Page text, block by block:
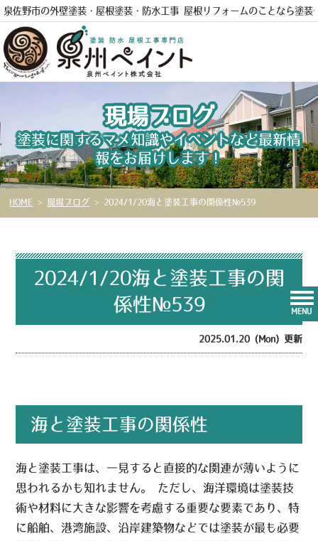
泉佐野市の外壁塗装・屋根塗装・防水工事 屋根リフォームのことなら塗装
電話
MENU
現場ブログ
塗装に関するマメ知識やイベントなど最新情
報をお届けします！
HOME > 現場ブログ > 2024/1/20海と塗装工事の関係性№539
2024/1/20海と塗装工事の関
係性№539
2025.01.20 (Mon) 更新
海と塗装工事の関係性
海と塗装工事は、一見すると直接的な関連が薄いように
思われるかも知れません。 ただし、海洋環境は塗装技
術や材料に大きな影響を考慮する重要な要素であり、特
に船舶、港湾施設、沿岸建築物などでは塗装が最も必要